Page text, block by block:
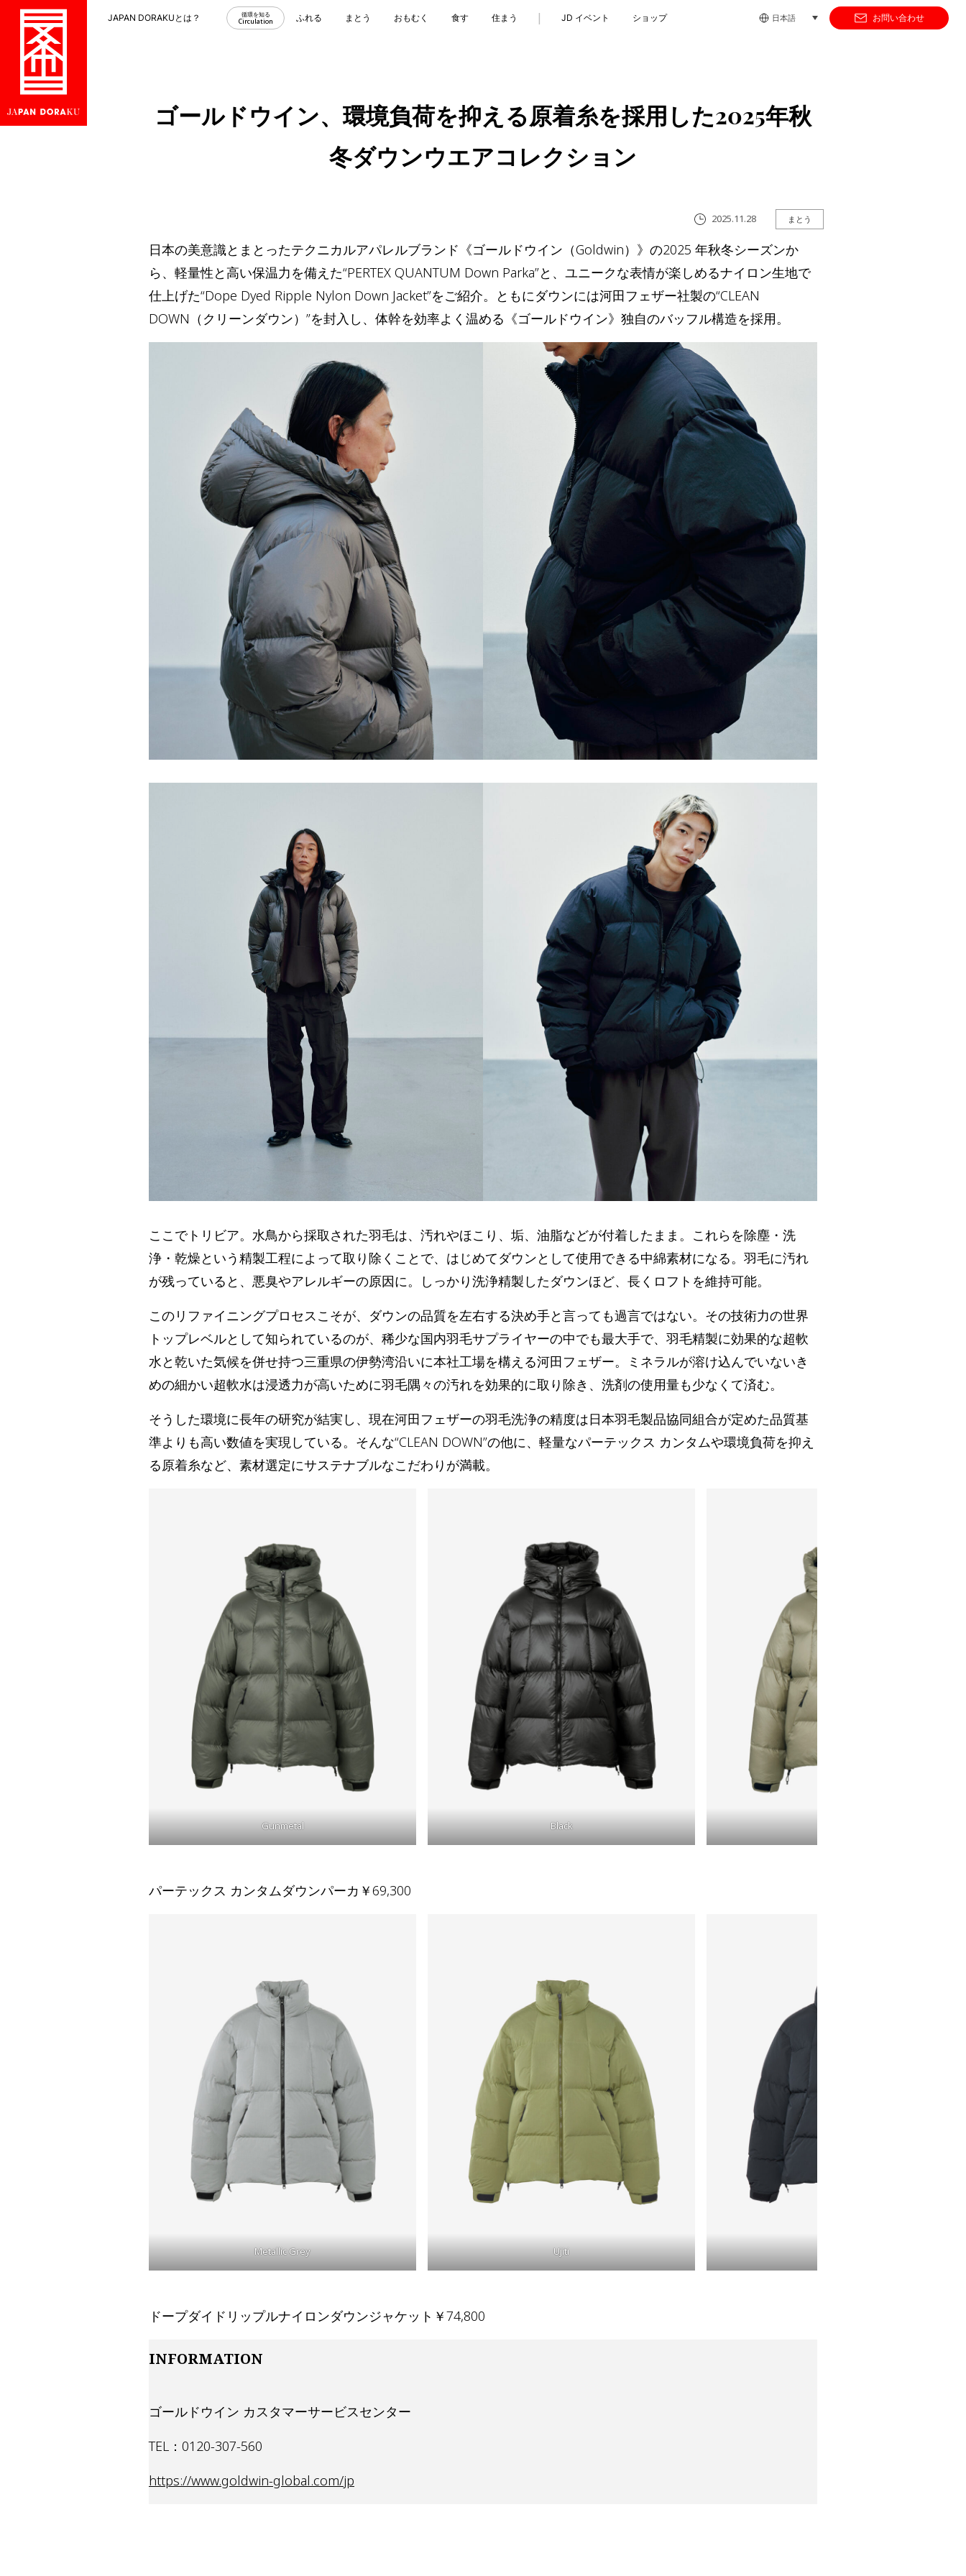
JAPAN DORAKUとは？ 循環を知る
Circulation ふれる まとう おもむく 食す 住まう | JD イベント ショップ 日本語 お問い合わせ
ゴールドウイン、環境負荷を抑える原着糸を採用した2025年秋
冬ダウンウエアコレクション
2025.11.28 まとう
日本の美意識とまとったテクニカルアパレルブランド《ゴールドウイン（Goldwin）》の2025 年秋冬シーズンか
ら、軽量性と高い保温力を備えた“PERTEX QUANTUM Down Parka”と、ユニークな表情が楽しめるナイロン生地で
仕上げた“Dope Dyed Ripple Nylon Down Jacket”をご紹介。ともにダウンには河田フェザー社製の“CLEAN
DOWN（クリーンダウン）”を封入し、体幹を効率よく温める《ゴールドウイン》独自のバッフル構造を採用。
ここでトリビア。水鳥から採取された羽毛は、汚れやほこり、垢、油脂などが付着したまま。これらを除塵・洗
浄・乾燥という精製工程によって取り除くことで、はじめてダウンとして使用できる中綿素材になる。羽毛に汚れ
が残っていると、悪臭やアレルギーの原因に。しっかり洗浄精製したダウンほど、長くロフトを維持可能。
このリファイニングプロセスこそが、ダウンの品質を左右する決め手と言っても過言ではない。その技術力の世界
トップレベルとして知られているのが、稀少な国内羽毛サプライヤーの中でも最大手で、羽毛精製に効果的な超軟
水と乾いた気候を併せ持つ三重県の伊勢湾沿いに本社工場を構える河田フェザー。ミネラルが溶け込んでいないき
めの細かい超軟水は浸透力が高いために羽毛隅々の汚れを効果的に取り除き、洗剤の使用量も少なくて済む。
そうした環境に長年の研究が結実し、現在河田フェザーの羽毛洗浄の精度は日本羽毛製品協同組合が定めた品質基
準よりも高い数値を実現している。そんな“CLEAN DOWN”の他に、軽量なパーテックス カンタムや環境負荷を抑え
る原着糸など、素材選定にサステナブルなこだわりが満載。
Gunmetal Black
パーテックス カンタムダウンパーカ￥69,300
Metallic Grey Ujiti
ドープダイドリップルナイロンダウンジャケット￥74,800
INFORMATION
ゴールドウイン カスタマーサービスセンター
TEL：0120-307-560
https://www.goldwin-global.com/jp